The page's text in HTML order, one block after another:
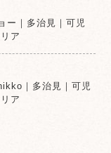
ー｜多治見｜可児
ア
｜多治見｜可児
ア